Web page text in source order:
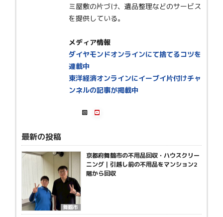
ミ屋敷の片づけ、遺品整理などのサービス
を提供している。
メディア情報
ダイヤモンドオンラインにて捨てるコツを
連載中
東洋経済オンラインにイーブイ片付けチャ
ンネルの記事が掲載中
最新の投稿
舞鶴市
京都府舞鶴市の不用品回収・ハウスクリー
ニング｜引越し前の不用品をマンション2
階から回収